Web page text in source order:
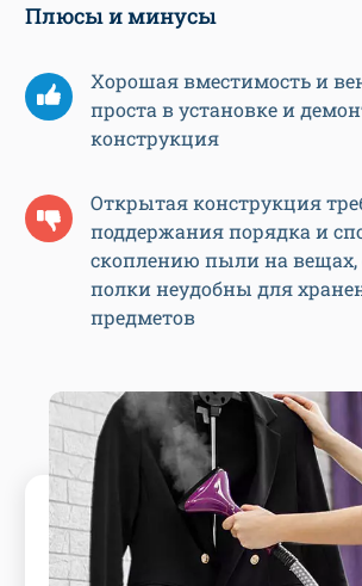
Плюсы и минусы
Хорошая вместимость и
проста в установке и
конструкция
Открытая конструкция
поддержания порядка и
скоплению пыли на вещах,
полки неудобны для
предметов